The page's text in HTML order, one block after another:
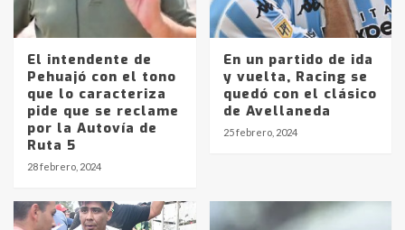
El intendente de
Pehuajó con el tono
que lo caracteriza
pide que se reclame
por la Autovía de
Ruta 5
28 febrero, 2024
En un partido de ida
y vuelta, Racing se
quedó con el clásico
de Avellaneda
25 febrero, 2024
Identidad de los adolescentes
pampeanos que fueron